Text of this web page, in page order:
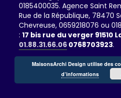
0185400035. Agence Saint
Rue de la République, 78470
Chevreuse, 0659218076 ou
: 17 bis rue du verger 91510
01.88.31.66.06 0768703923.
MaisonsArchi Design utilise des
d’informations